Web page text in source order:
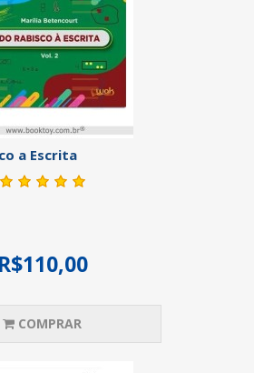
a Escrita
R$110,00
COMPRAR